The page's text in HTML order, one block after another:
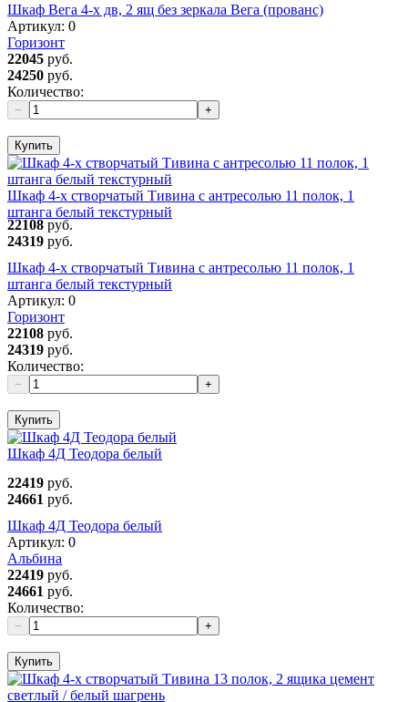
Шкаф Вега 4-х дв, 2 ящ без зеркала Вега (прованс)
Артикул: 0
Горизонт
22045 руб.
24250 руб.
Количество:
− +
Купить
Шкаф 4-х створчатый Тивина с антресолью 11 полок, 1
штанга белый текстурный
22108 руб.
24319 руб.
Шкаф 4-х створчатый Тивина с антресолью 11 полок, 1
штанга белый текстурный
Артикул: 0
Горизонт
22108 руб.
24319 руб.
Количество:
− +
Купить
Шкаф 4Д Теодора белый
22419 руб.
24661 руб.
Шкаф 4Д Теодора белый
Артикул: 0
Альбина
22419 руб.
24661 руб.
Количество:
− +
Купить